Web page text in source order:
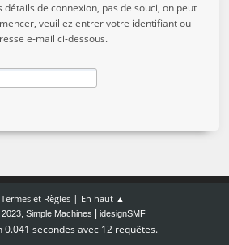
détails de connexion, pas de souci, on peut
veuillez entrer votre identifiant ou
e-mail ci-dessous.
Termes et Règles| En haut ▲
, Simple Machines idesignSMF
0.041 secondes avec 12 requêtes.